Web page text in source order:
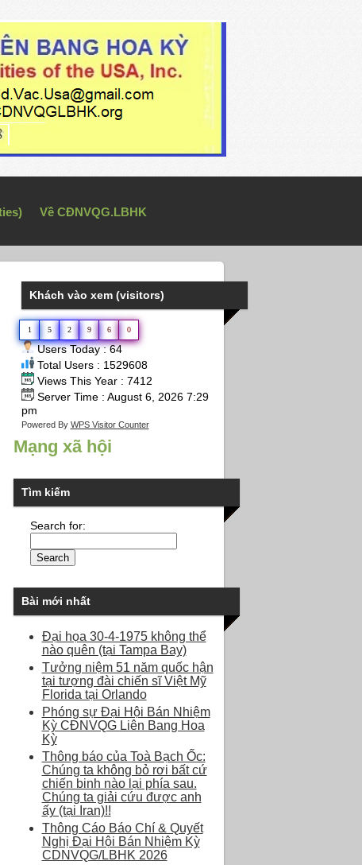
Về CĐNVQG.LBHK
Khách vào xem (visitors)
1 5 2 9 6 0
Users Today : 64
Total Users : 1529608
Views This Year : 7412
Server Time : August 6, 2026 7:29
pm
Powered By WPS Visitor Counter
Mạng xã hội
Tìm kiếm
Search for:
Bài mới nhất
Đại họa 30-4-1975 không thể
nào quên (tại Tampa Bay)
Tưởng niệm 51 năm quốc hận
tại tượng đài chiến sĩ Việt Mỹ
Florida tại Orlando
Phóng sự Đại Hội Bán Nhiệm
Kỳ CĐNVQG Liên Bang Hoa
Kỳ
Thông báo của Toà Bạch Ốc:
Chúng ta không bỏ rơi bất cứ
chiến binh nào lại phía sau.
Chúng ta giải cứu được anh
ấy (tại Iran)!!
Thông Cáo Báo Chí & Quyết
Nghị Đại Hội Bán Nhiệm Kỳ
CDNVQG/LBHK 2026